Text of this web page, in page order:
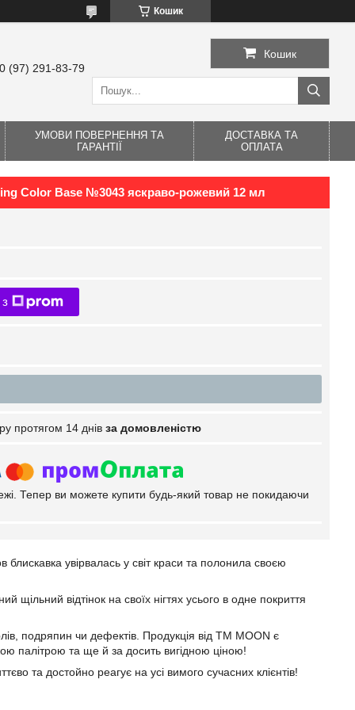
Кошик
(97) 291-83-79
Кошик
УМОВИ ПОВЕРНЕННЯ ТА
ГАРАНТІЇ
ДОСТАВКА ТА
ОПЛАТА
Color Base №3043 яскраво-рожевий 12 мл
протягом 14 днів за домовленістю
Тепер ви можете купити будь-який товар не покидаючи
увірвалась у світ краси та полонила своєю
відтінок на своїх нігтях усього в одне покриття
подряпин чи дефектів. Продукція від ТМ MOON є
палітрою та ще й за досить вигідною ціною!
та достойно реагує на усі вимого сучасних клієнтів!